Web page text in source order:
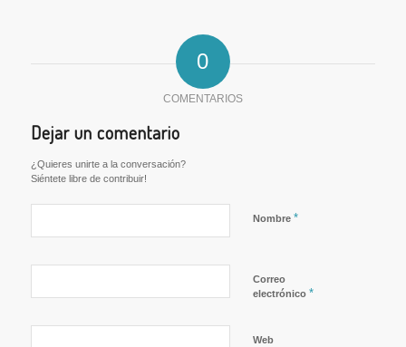
0
COMENTARIOS
Dejar un comentario
¿Quieres unirte a la conversación?
Siéntete libre de contribuir!
Nombre *
Correo
electrónico *
Web